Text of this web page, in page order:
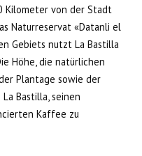
Kilometer von der Stadt
Naturreservat «Datanli el
Gebiets nutzt La Bastilla
Höhe, die natürlichen
Plantage sowie der
Bastilla, seinen
Kaffee zu